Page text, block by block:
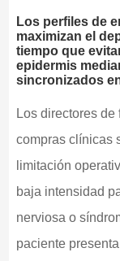
Los perfiles de
maximizan el
tiempo que
epidermis
sincronizados
Los directores
compras clínicas
limitación
baja intensidad
nerviosa o
paciente